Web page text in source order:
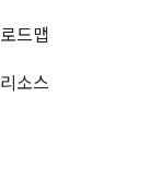
로드맵
리소스